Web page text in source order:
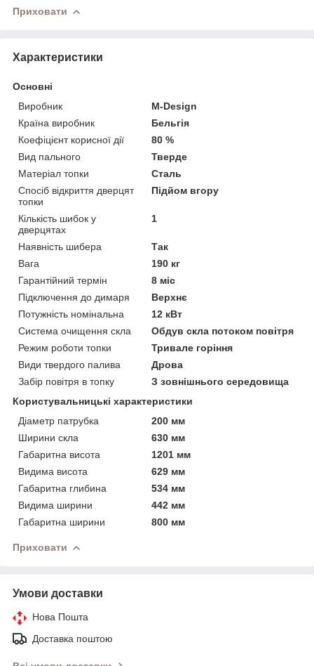
Приховати
Характеристики
Основні
Виробник
M-Design
Країна виробник
Бельгія
Коефіцієнт корисної дії
80 %
Вид пального
Тверде
Матеріал топки
Сталь
Спосіб відкриття дверцят
топки
Підйом вгору
Кількість шибок у
дверцятах
1
Наявність шибера
Так
Вага
190 кг
Гарантійний термін
8 міс
Підключення до димаря
Верхнє
Потужність номінальна
12 кВт
Система очищення скла
Обдув скла потоком повітря
Режим роботи топки
Тривале горіння
Види твердого палива
Дрова
Забір повітря в топку
З зовнішнього середовища
Користувальницькі характеристики
Діаметр патрубка
200 мм
Ширини скла
630 мм
Габаритна висота
1201 мм
Видима висота
629 мм
Габаритна глибина
534 мм
Видима ширини
442 мм
Габаритна ширини
800 мм
Приховати
Умови доставки
Нова Пошта
Доставка поштою